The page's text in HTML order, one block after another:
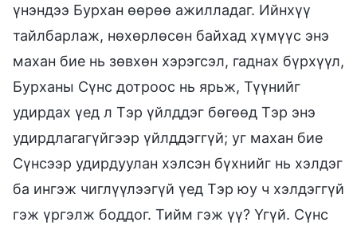
үнэндээ Бурхан өөрөө ажилладаг. Ийнхүү
тайлбарлаж, нөхөрлөсөн байхад хүмүүс энэ
махан бие нь зөвхөн хэрэгсэл, гаднах бүрхүүл,
Бурханы Сүнс дотроос нь ярьж, Түүнийг
удирдах үед л Тэр үйлддэг бөгөөд Тэр энэ
удирдлагагүйгээр үйлддэггүй; уг махан бие
Сүнсээр удирдуулан хэлсэн бүхнийг нь хэлдэг
ба ингэж чиглүүлээгүй үед Тэр юу ч хэлдэггүй
гэж үргэлж боддог. Тийм гэж үү? Үгүй. Сүнс